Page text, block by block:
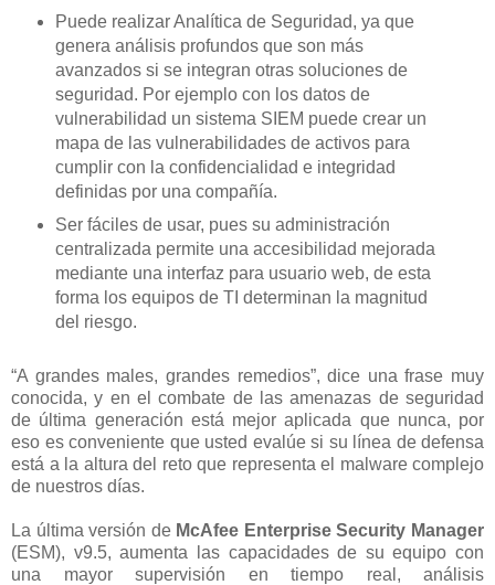
Puede realizar Analítica de Seguridad, ya que
genera análisis profundos que son más
avanzados si se integran otras soluciones de
seguridad. Por ejemplo con los datos de
vulnerabilidad un sistema SIEM puede crear un
mapa de las vulnerabilidades de activos para
cumplir con la confidencialidad e integridad
definidas por una compañía.
Ser fáciles de usar, pues su administración
centralizada permite una accesibilidad mejorada
mediante una interfaz para usuario web, de esta
forma los equipos de TI determinan la magnitud
del riesgo.
“A grandes males, grandes remedios”, dice una frase muy
conocida, y en el combate de las amenazas de seguridad
de última generación está mejor aplicada que nunca, por
eso es conveniente que usted evalúe si su línea de defensa
está a la altura del reto que representa el malware complejo
de nuestros días.
La última versión de McAfee Enterprise Security Manager
(ESM), v9.5, aumenta las capacidades de su equipo con
una mayor supervisión en tiempo real, análisis